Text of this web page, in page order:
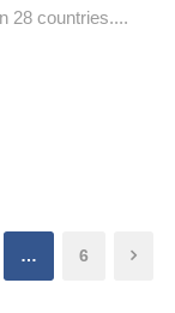
28 countries....
… 6